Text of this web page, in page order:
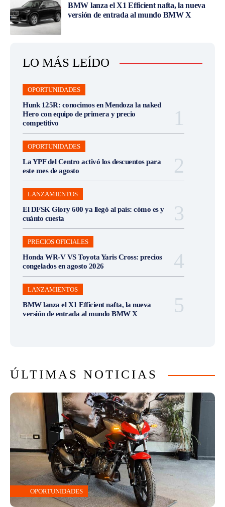
BMW lanza el X1 Efficient nafta, la nueva
versión de entrada al mundo BMW X
LO MÁS LEÍDO
OPORTUNIDADES
Hunk 125R: conocimos en Mendoza la naked
Hero con equipo de primera y precio
competitivo
OPORTUNIDADES
La YPF del Centro activó los descuentos para
este mes de agosto
LANZAMIENTOS
El DFSK Glory 600 ya llegó al país: cómo es y
cuánto cuesta
PRECIOS OFICIALES
Honda WR-V VS Toyota Yaris Cross: precios
congelados en agosto 2026
LANZAMIENTOS
BMW lanza el X1 Efficient nafta, la nueva
versión de entrada al mundo BMW X
ÚLTIMAS NOTICIAS
OPORTUNIDADES